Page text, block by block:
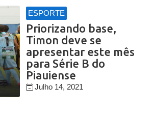
ESPORTE
Priorizando base,
Timon deve se
apresentar este mês
para Série B do
Piauiense
Julho 14, 2021